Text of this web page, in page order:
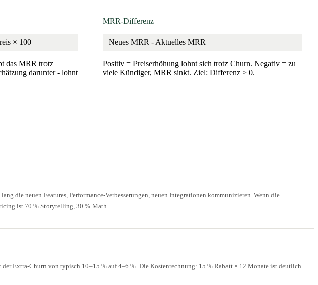
× 100
das MRR trotz
darunter - lohnt
MRR-Differenz
Neues MRR - Aktuelles MRR
Positiv = Preiserhöhung lohnt sich trotz Churn. Negativ = zu
viele Kündiger, MRR sinkt. Ziel: Differenz > 0.
die neuen Features, Performance-Verbesserungen, neuen Integrationen kommunizieren. Wenn die
ist 70 % Storytelling, 30 % Math.
Extra-Churn von typisch 10–15 % auf 4–6 %. Die Kostenrechnung: 15 % Rabatt × 12 Monate ist deutlich